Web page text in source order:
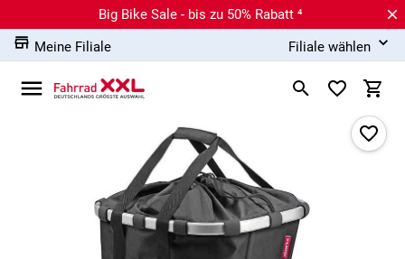
Big Bike Sale - bis zu 50% Rabatt ⁴
Meine Filiale
Filiale wählen